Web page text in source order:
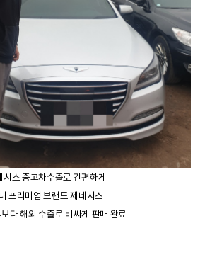
시스 중고차수출로 간편하게
프리미엄 브랜드 제네시스
다 해외 수출로 비싸게 판매 완료